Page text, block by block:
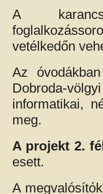
A
vetélkedőn
Az
Dobroda-
informatikai,
meg.
A projekt 2.
esett.
A